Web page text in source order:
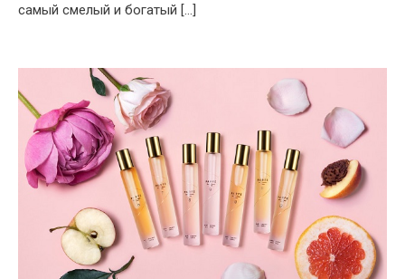
самый смелый и богатый […]